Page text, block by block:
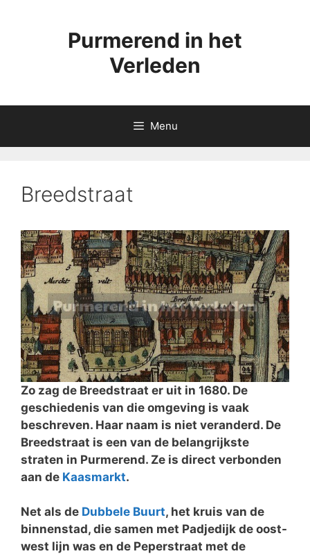
Purmerend in het
Verleden
Menu
Breedstraat
Zo zag de Breedstraat er uit in 1680. De
geschiedenis van die omgeving is vaak
beschreven. Haar naam is niet veranderd. De
Breedstraat is een van de belangrijkste
straten in Purmerend. Ze is direct verbonden
aan de Kaasmarkt.
Net als de Dubbele Buurt, het kruis van de
binnenstad, die samen met Padjedijk de oost-
west lijn was en de Peperstraat met de